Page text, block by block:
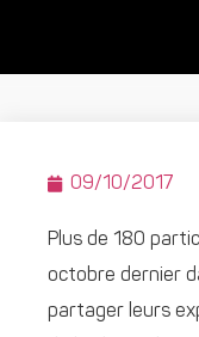
09/10/2017
Plus de 180
octobre dernier
partager leurs